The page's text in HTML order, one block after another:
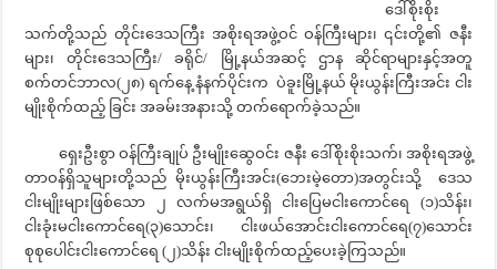
ဒေါ်စိုးစိုး
သက်တို့သည် တိုင်းဒေသကြီး အစိုးရအဖွဲ့ဝင် ဝန်ကြီးများ၊ ၎င်းတို့၏ ဇနီး
များ၊ တိုင်းဒေသကြီး/ ခရိုင်/ မြို့နယ်အဆင့် ဌာန ဆိုင်ရာများနှင့်အတူ
စက်တင်ဘာလ(၂၈) ရက်နေ့ နံနက်ပိုင်းက ပဲခူးမြို့နယ် မိုးယွန်းကြီးအင်း ငါး
မျိုးစိုက်ထည့် ခြင်း အခမ်းအနားသို့ တက်ရောက်ခဲ့သည်။
ရှေးဦးစွာ ဝန်ကြီးချုပ် ဦးမျိုးဆွေဝင်း ဇနီး ဒေါ်စိုးစိုးသက်၊ အစိုးရအဖွဲ့
တာဝန်ရှိသူများတို့သည် မိုးယွန်းကြီးအင်း(ဘေးမဲ့တော)အတွင်းသို့ ဒေသ
ငါးမျိုးများဖြစ်သော ၂ လက်မအရွယ်ရှိ ငါးပြေမငါးကောင်ရေ (၁)သိန်း၊
ငါးခုံးမငါးကောင်ရေ(၃)သောင်း၊ ငါးဖယ်အောင်းငါးကောင်ရေ(၇)သောင်း
စုစုပေါင်းငါးကောင်ရေ (၂)သိန်း ငါးမျိုးစိုက်ထည့်ပေးခဲ့ကြသည်။